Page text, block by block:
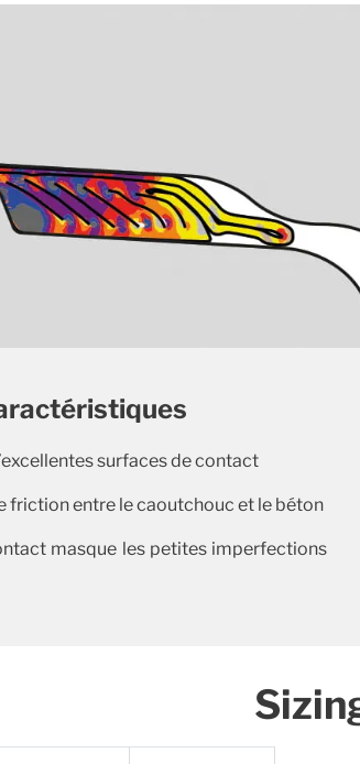
surfaces de contact
friction entre le caoutchouc et le béton
masque les petites imperfections